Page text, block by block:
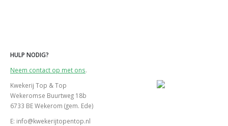
HULP NODIG?
Neem contact op met ons.
Kwekerij Top & Top
Wekeromse Buurtweg 18b
6733 BE Wekerom (gem. Ede)
E: info@kwekerijtopentop.nl